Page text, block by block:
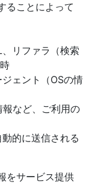
ことによって
ファラ（検索
ント（OSの情
ど、ご利用の
に送信される
をサービス提供